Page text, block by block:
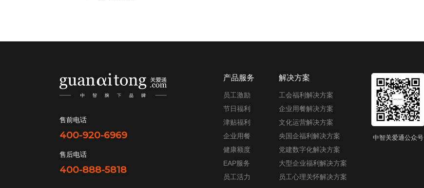
售前电话
400-920-6969
售后电话
400-888-5818
产品服务
员工激励
节日福利
津贴福利
企业用餐
健康额度
EAP服务
员工活力
解决方案
工会福利解决方案
企业用餐解决方案
文化运营解决方案
央国企福利解决方案
党建数字化解决方案
大型企业福利解决方案
员工心理关怀解决方案
中智关爱通公众号